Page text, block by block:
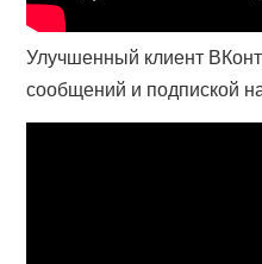
Улучшенный клиент
сообщений и подпиской